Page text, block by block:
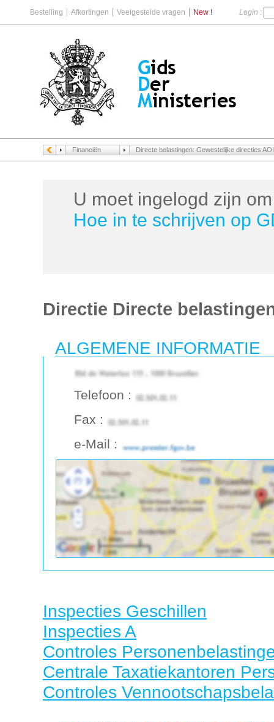
Bestelling Afkortingen Veelgestelde vragen New ! Login :
Financiën Directe belastingen: Gewestelijke directies
U moet ingelogd zijn
Hoe in te schrijven op
Directie Directe
ALGEMENE INFORMATIE
Telefoon :
Fax :
e-Mail :
Inspecties Geschillen
Inspecties A
Controles
Centrale Taxatiekantoren
Controles